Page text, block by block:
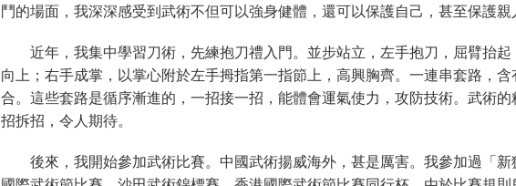
鬥的場面，我深深感受到武術不但可以強身健體，還可以保護自己，甚至保護親
近年，我集中學習刀術，先練抱刀禮入門。並步站立，左手抱刀，屈臂抬
向上；右手成掌，以掌心附於左手拇指第一指節上，高興胸齊。一連串套路，
合。這些套路是循序漸進的，一招接一招，能體會運氣使力，攻防技術。武術
招拆招，令人期待。
後來，我開始參加武術比賽。中國武術揚威海外，甚是厲害。我參加過「